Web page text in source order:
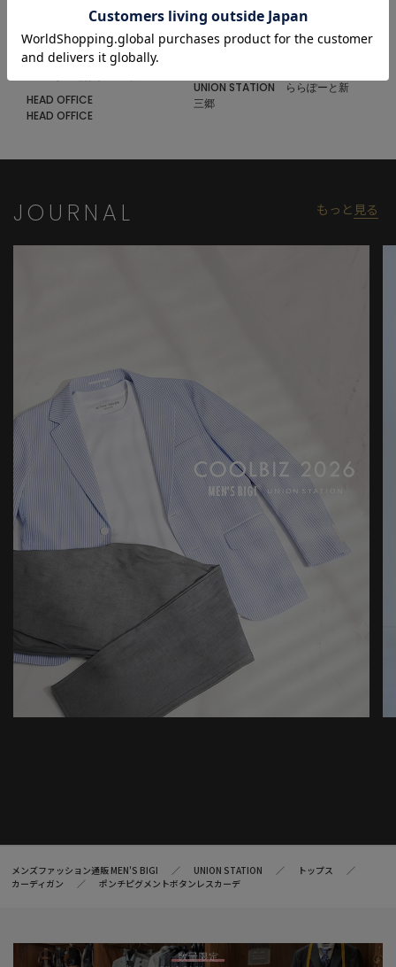
【水谷隼様着用】～「ひるおび火曜
コメンテーター 10/7放送回」「オ
HEAD OFFICE
HEAD OFFICE
秋物続々入荷‼︎
UNION STATION ららぽーと新
三郷
JOURNAL もっと 見る
メンズファッション通販 MEN'S BIGI UNION STATION
トップス
カーディガン
ポンチピグメントボタンレスカーデ